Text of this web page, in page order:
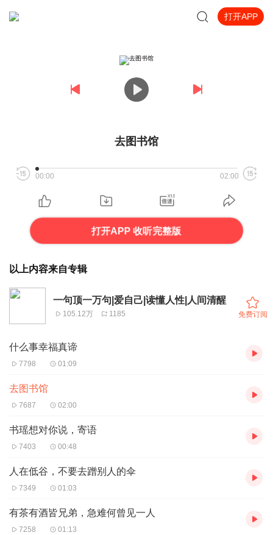
打开APP
去图书馆
00:00 02:00
打开APP 收听完整版
以上内容来自专辑
一句顶一万句|爱自己|读懂人性|人间清醒
105.12万 1185 免费订阅
什么事幸福真谛
7798 01:09
去图书馆
7687 02:00
书瑶想对你说，寄语
7403 00:48
人在低谷，不要去蹭别人的伞
7349 01:03
有茶有酒皆兄弟，急难何曾见一人
7258 01:13